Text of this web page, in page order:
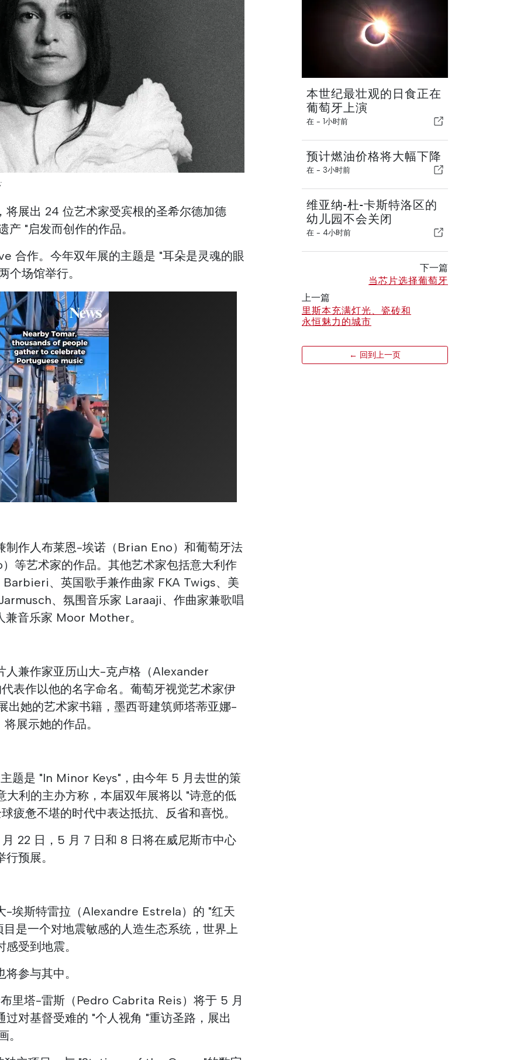
将展出 24 位艺术家受宾根的圣希尔德加德
产 "启发而创作的作品。
合作。今年双年展的主题是 "耳朵是灵魂的眼
个场馆举行。
制作人布莱恩-埃诺（Brian Eno）和葡萄牙法
等艺术家的作品。其他艺术家包括意大利作
、英国歌手兼作曲家 FKA Twigs、美
、氛围音乐家 Laraaji、作曲家兼歌唱
音乐家 Moor Mother。
人兼作家亚历山大-克卢格（Alexander
表作以他的名字命名。葡萄牙视觉艺术家伊
出她的艺术家书籍，墨西哥建筑师塔蒂亚娜-
展示她的作品。
题是 "In Minor Keys"，由今年 5 月去世的策
大利的主办方称，本届双年展将以 "诗意的低
疲惫不堪的时代中表达抵抗、反省和喜悦。
22 日，5 月 7 日和 8 日将在威尼斯市中心
预展。
-埃斯特雷拉（Alexandre Estrela）的 "红天
是一个对地震敏感的人造生态系统，世界上
受到地震。
参与其中。
里塔-雷斯（Pedro Cabrita Reis）将于 5 月
对基督受难的 "个人视角 "重访圣路，展出
。
本世纪最壮观的日食正在
葡萄牙上演
在 - 1小时前
预计燃油价格将大幅下降
在 - 3小时前
维亚纳-杜-卡斯特洛区的
幼儿园不会关闭
在 - 4小时前
下一篇
当芯片选择葡萄牙
上一篇
里斯本充满灯光、瓷砖和
永恒魅力的城市
← 回到上一页